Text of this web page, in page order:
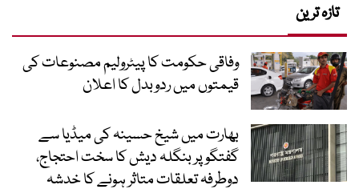
تازہ ترین
وفاقی حکومت کا پیٹرولیم مصنوعات کی
قیمتوں میں ردوبدل کا اعلان
بھارت میں شیخ حسینہ کی میڈیا سے
گفتگو پر بنگلہ دیش کا سخت احتجاج،
دوطرفہ تعلقات متاثر ہونے کا خدشہ